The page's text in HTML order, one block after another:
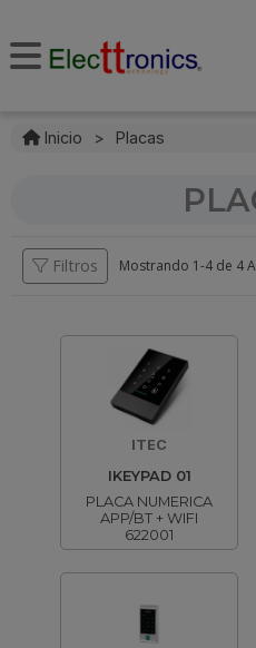
Inicio > Placas
Filtros Mostrando 1-4 de 4
ITEC
IKEYPAD 01
PLACA NUMERICA
APP/BT + WIFI
622001